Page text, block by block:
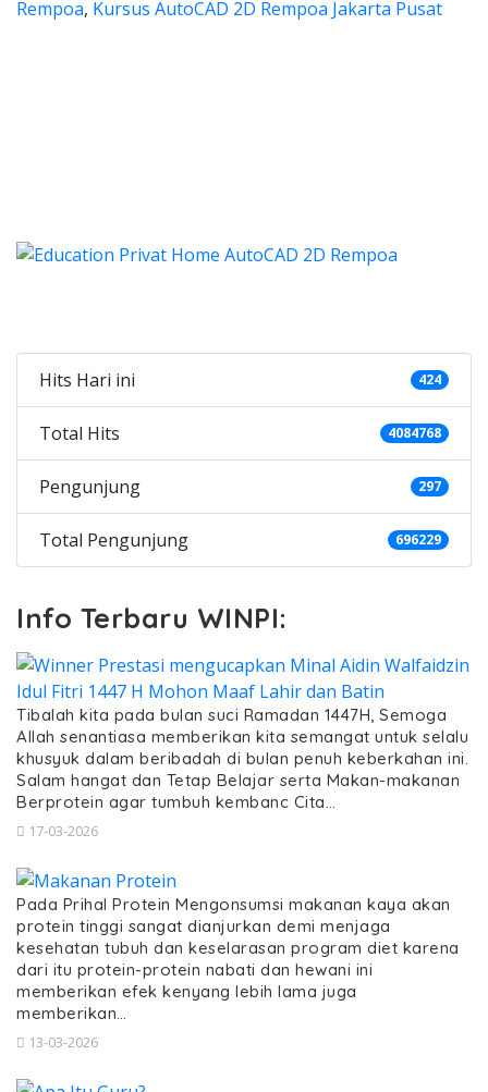
Rempoa, Kursus AutoCAD 2D Rempoa Jakarta Pusat
Hits Hari ini 424
Total Hits 4084768
Pengunjung 297
Total Pengunjung 696229
Info Terbaru WINPI:
Tibalah kita pada bulan suci Ramadan 1447H, Semoga
Allah senantiasa memberikan kita semangat untuk selalu
khusyuk dalam beribadah di bulan penuh keberkahan ini.
Salam hangat dan Tetap Belajar serta Makan-makanan
Berprotein agar tumbuh kembanc Cita…
17-03-2026
Pada Prihal Protein Mengonsumsi makanan kaya akan
protein tinggi sangat dianjurkan demi menjaga
kesehatan tubuh dan keselarasan program diet karena
dari itu protein-protein nabati dan hewani ini
memberikan efek kenyang lebih lama juga
memberikan…
13-03-2026